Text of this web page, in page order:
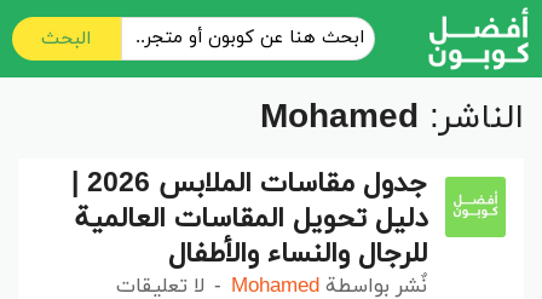
البحث
الناشر: Mohamed
جدول مقاسات الملابس 2026 |
دليل تحويل المقاسات العالمية
للرجال والنساء والأطفال
نٌشر بواسطة Mohamed لا تعليقات